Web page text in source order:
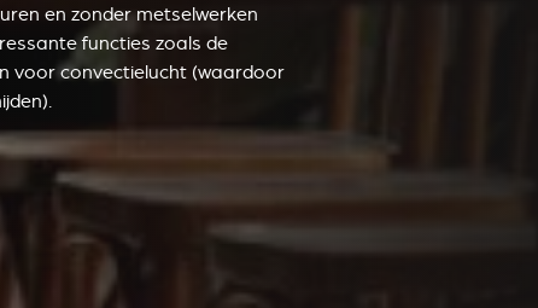
en zonder metselwerken
functies zoals de
voor convectielucht (waardoor